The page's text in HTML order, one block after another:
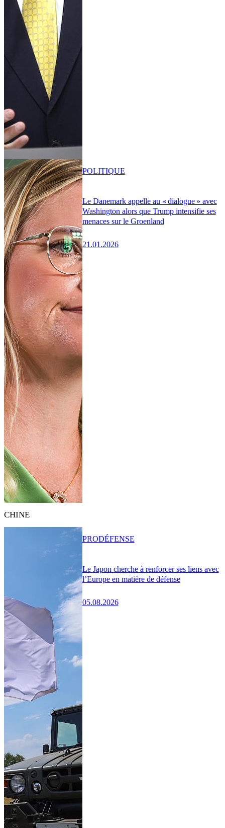
Le Danemark appelle au « dialogue » avec
Washington alors que Trump intensifie ses
menaces sur le Groenland
21.01.2026
POLITIQUE
CHINE
Le Japon cherche à renforcer ses liens avec
l’Europe en matière de défense
05.08.2026
PRODÉFENSE